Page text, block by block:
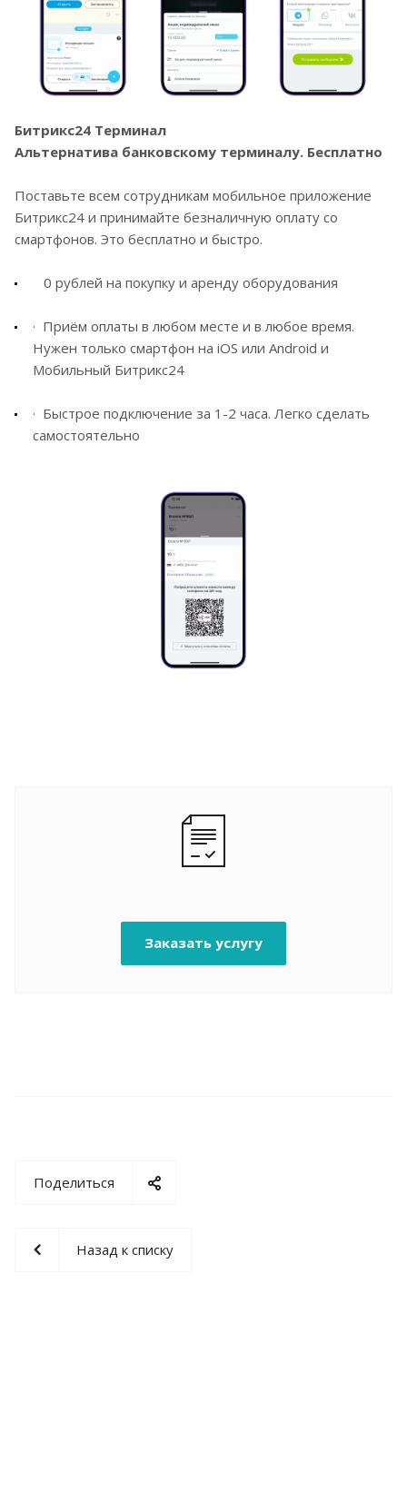
Битрикс24 Терминал
Альтернатива банковскому терминалу. Бесплатно
Поставьте всем сотрудникам мобильное приложение
Битрикс24 и принимайте безналичную оплату со
смартфонов. Это бесплатно и быстро.
0 рублей на покупку и аренду оборудования
· Приём оплаты в любом месте и в любое время.
Нужен только смартфон на iOS или Android и
Мобильный Битрикс24
· Быстрое подключение за 1-2 часа. Легко сделать
самостоятельно
Заказать услугу
Поделиться
Назад к списку